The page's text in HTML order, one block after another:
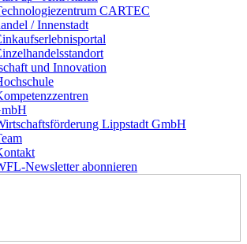
CARTEC
/ Innenstadt
und Innovation
Lippstadt GmbH
Newsletter abonnieren